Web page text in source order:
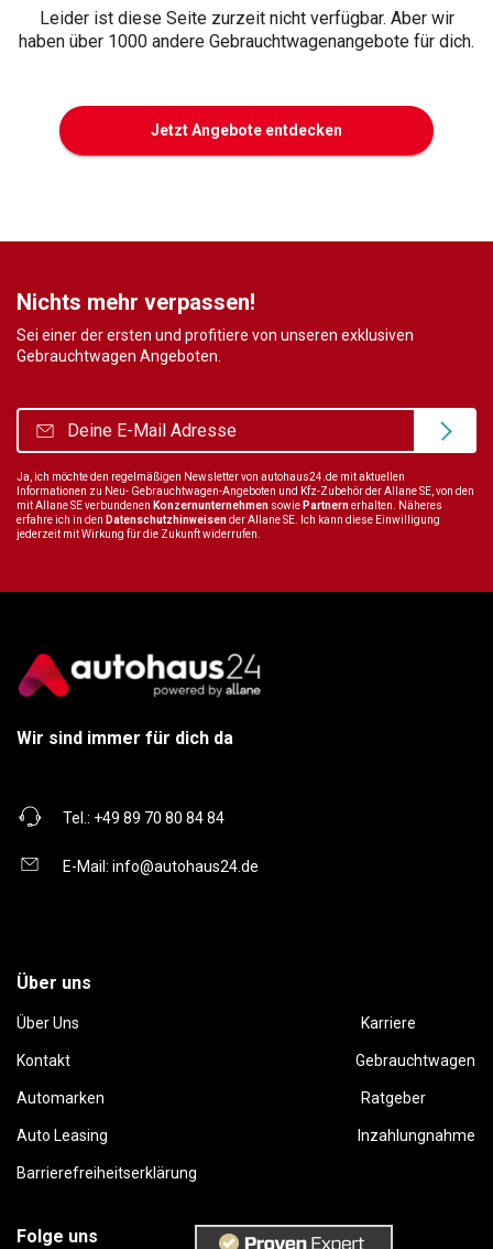
Leider ist diese Seite zurzeit nicht verfügbar. Aber wir
haben über 1000 andere Gebrauchtwagenangebote für dich.
Jetzt Angebote entdecken
Nichts mehr verpassen!
Sei einer der ersten und profitiere von unseren exklusiven
Gebrauchtwagen Angeboten.
Ja, ich möchte den regelmäßigen Newsletter von autohaus24.de mit aktuellen
Informationen zu Neu- Gebrauchtwagen-Angeboten und Kfz-Zubehör der Allane SE, von den
mit Allane SE verbundenen Konzernunternehmen sowie Partnernerhalten. Näheres
erfahre ich in den Datenschutzhinweisender Allane SE. Ich kann diese Einwilligung
jederzeit mit Wirkung für die Zukunft widerrufen.
Wir sind immer für dich da
Tel.: +49 89 70 80 84 84
E-Mail: info@autohaus24.de
Über uns
Über Uns Karriere
Kontakt Gebrauchtwagen
Automarken Ratgeber
Auto Leasing Inzahlungnahme
Barrierefreiheitserklärung
Folge uns